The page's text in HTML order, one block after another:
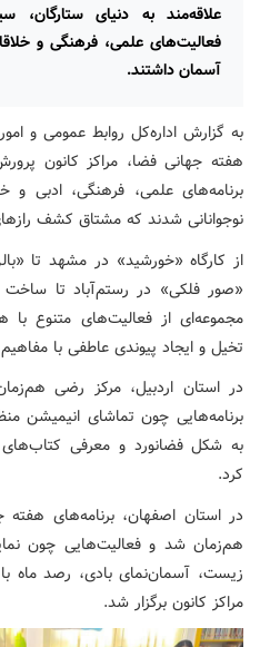
علاقه‌مند به دنیای ستارگان،
فعالیت‌های علمی، فرهنگی و
آسمان داشتند.
به گزارش اداره‌کل روابط عمومی و
هفته جهانی فضا، مراکز کانون
برنامه‌های علمی، فرهنگی، ادبی و
نوجوانانی شدند که مشتاق کشف
از کارگاه «خورشید» در مشهد تا
«صور فلکی» در رستم‌آباد تا
مجموعه‌ای از فعالیت‌های متنوع
تخیل و ایجاد پیوندی عاطفی با
در استان اردبیل، مرکز رضی
برنامه‌هایی چون تماشای انیمیشن
به شکل فضانورد و معرفی کتاب‌های
کرد.
در استان اصفهان، برنامه‌های هفته
هم‌زمان شد و فعالیت‌هایی چون
زیست، آسمان‌نمای بادی، رصد ماه
مراکز کانون برگزار شد.